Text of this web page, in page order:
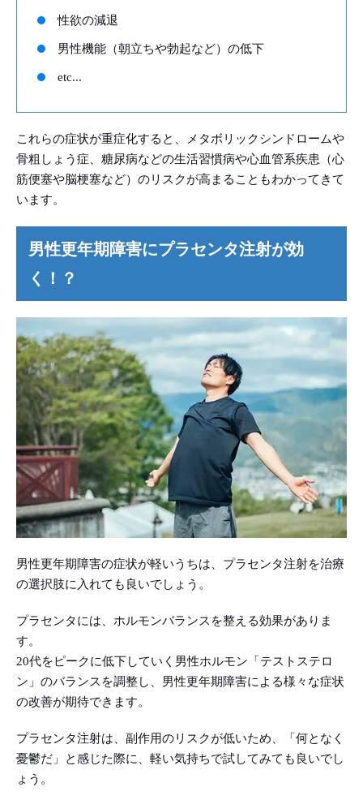
性欲の減退
男性機能（朝立ちや勃起など）の低下
etc...
これらの症状が重症化すると、メタボリックシンドロームや
骨粗しょう症、糖尿病などの生活習慣病や心血管系疾患（心
筋便塞や脳梗塞など）のリスクが高まることもわかってきて
います。
男性更年期障害にプラセンタ注射が効
く！？
男性更年期障害の症状が軽いうちは、プラセンタ注射を治療
の選択肢に入れても良いでしょう。
プラセンタには、ホルモンバランスを整える効果がありま
す。
20代をピークに低下していく男性ホルモン「テストステロ
ン」のバランスを調整し、男性更年期障害による様々な症状
の改善が期待できます。
プラセンタ注射は、副作用のリスクが低いため、「何となく
憂鬱だ」と感じた際に、軽い気持ちで試してみても良いでし
ょう。